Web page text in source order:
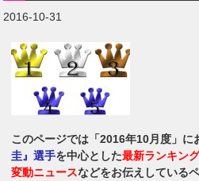
2016-10-31
このページでは「2016年10月度」に
圭』選手を中心とした最新ランキン
変動ニュースなどをお伝えしている